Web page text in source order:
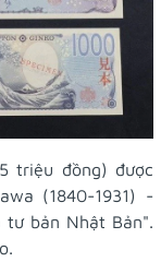
triệu đồng) được
(1840-1931) -
tư bản Nhật Bản".